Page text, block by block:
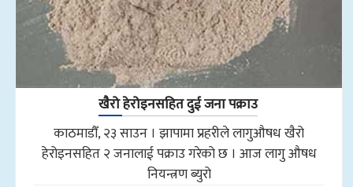
खैरो हेरोइनसहित दुई जना पक्राउ
काठमाडौँ, २३ साउन । झापामा प्रहरीले लागुऔषध खैरो
हेरोइनसहित २ जनालाई पक्राउ गरेको छ । आज लागु औषध
नियन्त्रण ब्युरो